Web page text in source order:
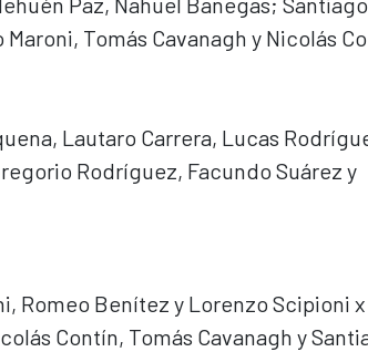
Tomás Cavanagh y Nicolás
Lautaro Carrera, Lucas
Rodríguez, Facundo Suárez y
Romeo Benítez y Lorenzo Scipioni x
Contín, Tomás Cavanagh y